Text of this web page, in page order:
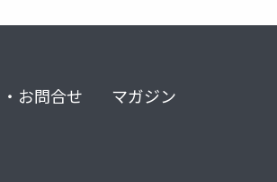
お問合せ マガジン